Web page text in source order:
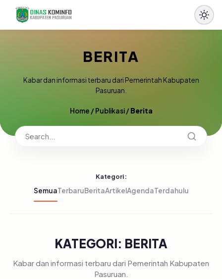
BERITA
Kabar dan informasi terbaru dari Pemerintah Kabupaten
Pasuruan.
Home /Publikasi/Berita
Kategori:
SemuaTerbaruBeritaArtikelAgendaTerdahulu
KATEGORI: BERITA
Kabar dan informasi terbaru dari Pemerintah Kabupaten
Pasuruan.